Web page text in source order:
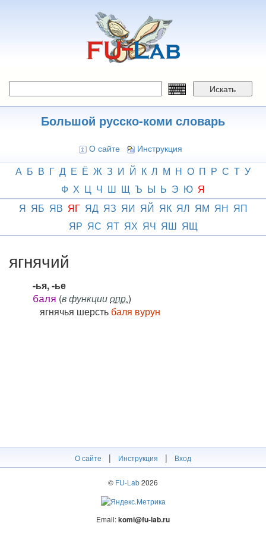
Искать
Большой русско-коми словарь
О сайте Инструкция
А Б В Г Д Е Ё Ж З И Й К Л М Н О П Р С Т У
Ф Х Ц Ч Ш Щ Ъ Ы Ь Э Ю Я
Я ЯБ ЯВ ЯГ ЯД ЯЗ ЯИ ЯЙ ЯК ЯЛ ЯМ ЯН ЯП
ЯР ЯС ЯТ ЯХ ЯЧ ЯШ ЯЩ
ягнячий
-ья, -ье
баля (в функцииопр.)
ягнячья шерсть баля вурун
О сайте | Инструкция | Вход
© FU-Lab2026
Email:komi@fu-lab.ru